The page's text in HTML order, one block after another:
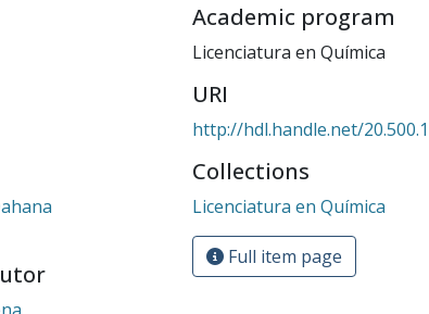
Academic program
Licenciatura en Química
URI
http://hdl.handle.net/
Collections
Licenciatura en Química
Full item page